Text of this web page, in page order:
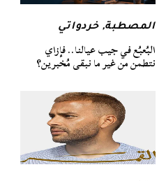
المصطبة,خردواتي
البُعبُع في جيب عيالنا.. فإزاي
نتطمن من غير ما نبقى مُخبرين؟